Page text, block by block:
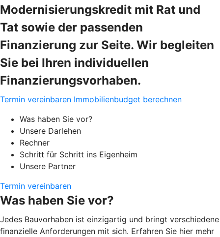
Modernisierungskredit mit Rat und
Tat sowie der passenden
Finanzierung zur Seite. Wir begleiten
Sie bei Ihren individuellen
Finanzierungsvorhaben.
Termin vereinbaren Immobilienbudget berechnen
Was haben Sie vor?
Unsere Darlehen
Rechner
Schritt für Schritt ins Eigenheim
Unsere Partner
Termin vereinbaren
Was haben Sie vor?
Jedes Bauvorhaben ist einzigartig und bringt verschiedene
finanzielle Anforderungen mit sich. Erfahren Sie hier mehr